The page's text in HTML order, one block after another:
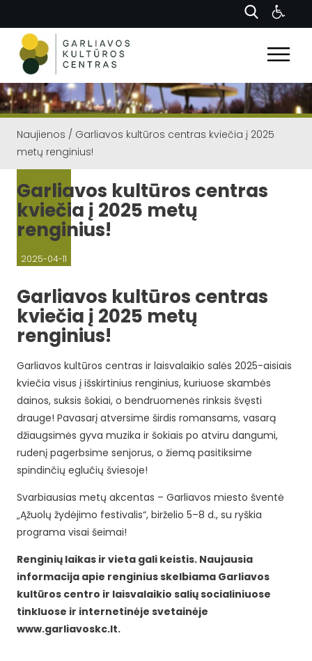
Naujienos / Garliavos kultūros centras kviečia į 2025
metų renginius!
Garliavos kultūros centras
kviečia į 2025 metų
renginius!
2025-04-11
Garliavos kultūros centras
kviečia į 2025 metų
renginius!
Garliavos kultūros centras ir laisvalaikio salės 2025-aisiais
kviečia visus į išskirtinius renginius, kuriuose skambės
dainos, suksis šokiai, o bendruomenės rinksis švęsti
drauge! Pavasarį atversime širdis romansams, vasarą
džiaugsimės gyva muzika ir šokiais po atviru dangumi,
rudenį pagerbsime senjorus, o žiemą pasitiksime
spindinčių eglučių šviesoje!
Svarbiausias metų akcentas – Garliavos miesto šventė
„Ąžuolų žydėjimo festivalis“, birželio 5–8 d., su ryškia
programa visai šeimai!
Renginių laikas ir vieta gali keistis. Naujausia
informacija apie renginius skelbiama Garliavos
kultūros centro ir laisvalaikio salių socialiniuose
tinkluose ir internetinėje svetainėje
www.garliavoskc.lt.